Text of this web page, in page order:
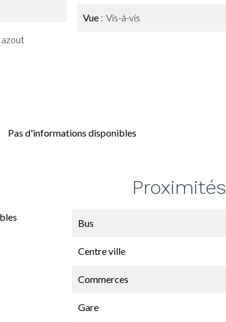
Vue Vis-à-vis
Pas d'informations disponibles
Proximités
Bus
Centre ville
Commerces
Gare